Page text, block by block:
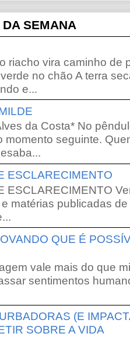
SEMANA
riacho vira caminho de
no chão A terra
e...
da Costa* No
momento seguinte.
ESCLARECIMENTO
ESCLARECIMENTO
matérias publicadas
QUE É
vale mais do que
sentimentos
(E
SOBRE A VIDA